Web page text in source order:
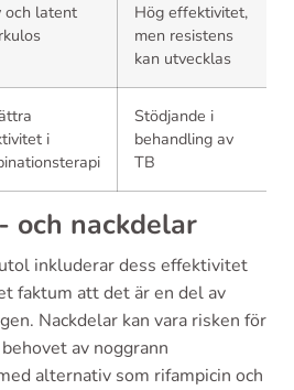
och latent
Hög effektivitet,
men resistens
kan utvecklas
i
Stödjande i
behandling av
TB
och nackdelar
inkluderar dess effektivitet
faktum att det är en del av
Nackdelar kan vara risken för
av noggrann
alternativ som rifampicin och